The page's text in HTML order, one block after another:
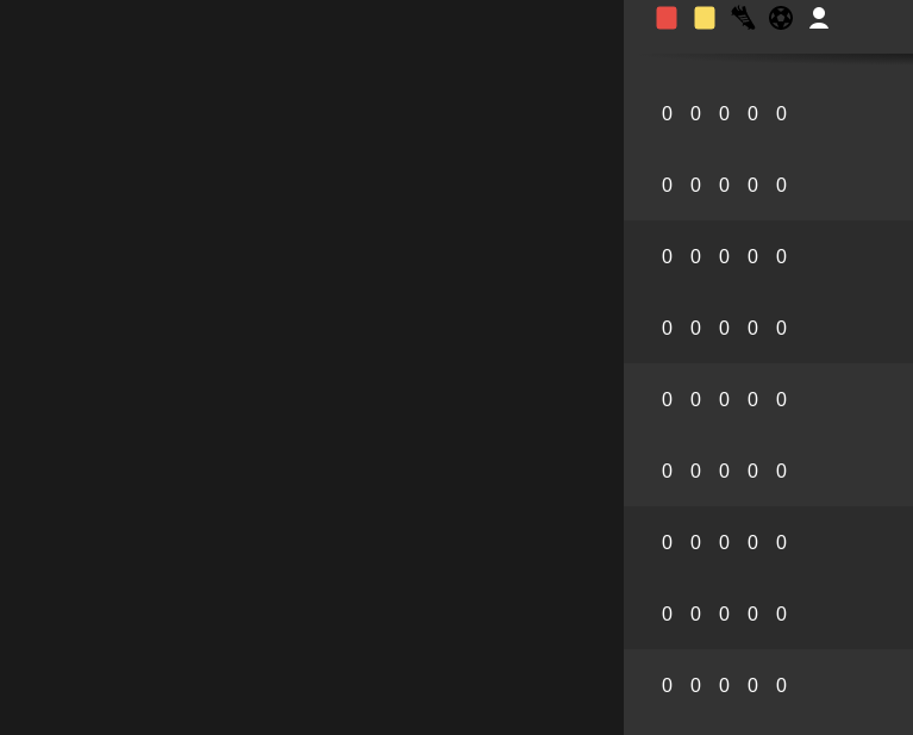
0
0
0
0
0
0
0
0
0
0
0
0
0
0
0
0
0
0
0
0
0
0
0
0
0
0
0
0
0
0
0
0
0
0
0
0
0
0
0
0
0
0
0
0
0